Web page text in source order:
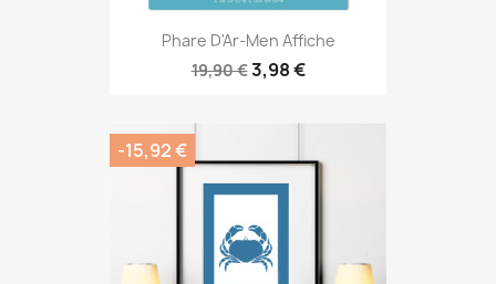
Phare D'Ar-Men Affiche
19,90 €3,98 €
-15,92 €